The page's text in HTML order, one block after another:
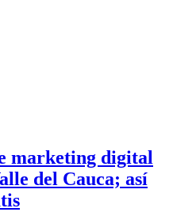
marketing digital
del Cauca; así